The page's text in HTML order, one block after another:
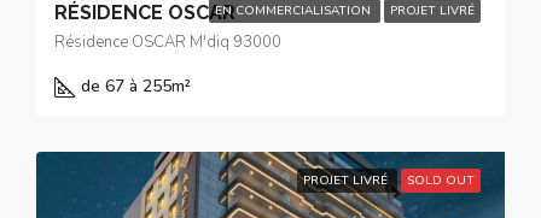
EN COMMERCIALISATION PROJET LIVRÉ
RÉSIDENCE OSCAR
Résidence OSCAR M'diq 93000
de 67 à 255m²
PROJET LIVRÉ SOLD OUT